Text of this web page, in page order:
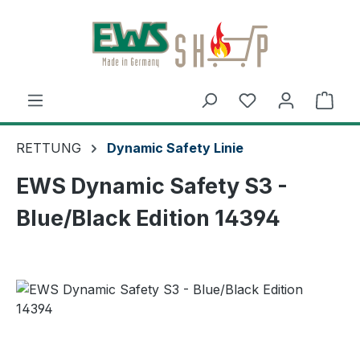
Zum Hauptinhalt springen
Du hast 0
RETTUNG Dynamic Safety Linie
EWS Dynamic Safety S3 -
Blue/Black Edition 14394